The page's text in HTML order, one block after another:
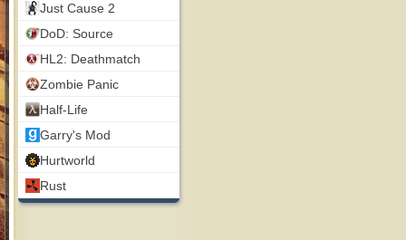
Just Cause 2
DoD: Source
HL2: Deathmatch
Zombie Panic
Half-Life
Garry's Mod
Hurtworld
Rust